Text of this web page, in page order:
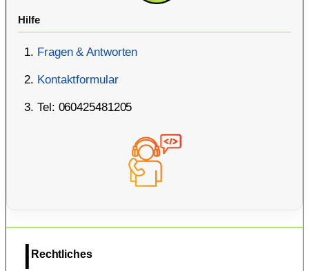
Hilfe
Fragen & Antworten
Kontaktformular
Tel: 060425481205
Rechtliches